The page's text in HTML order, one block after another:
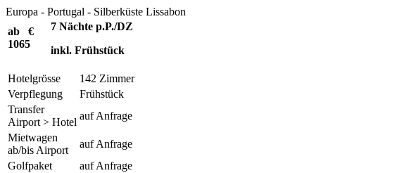
Europa - Portugal - Silberküste Lissabon
ab €
1065
7 Nächte p.P./DZ
inkl. Frühstück
Hotelgrösse
142 Zimmer
Verpflegung
Frühstück
Transfer
Airport > Hotel
auf Anfrage
Mietwagen
ab/bis Airport
auf Anfrage
Golfpaket
auf Anfrage